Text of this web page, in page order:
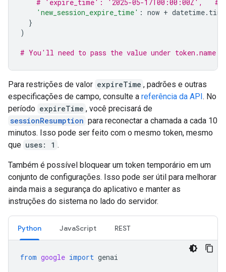
# 'expire_time': '2025-05-17T00:00:00Z',   #
'new_session_expire_time' : now + datetime.
}
)
# You'll need to pass the value under
Para restrições de valor expireTime , padrões e outras
especificações de campo, consulte a referência da API . No
período expireTime , você precisará de
sessionResumption para reconectar a chamada a cada 10
minutos. Isso pode ser feito com o mesmo token, mesmo
que uses: 1 .
Também é possível bloquear um token temporário em um
conjunto de configurações. Isso pode ser útil para melhorar
ainda mais a segurança do aplicativo e manter as
instruções do sistema no lado do servidor.
Python JavaScript REST
from google import genai